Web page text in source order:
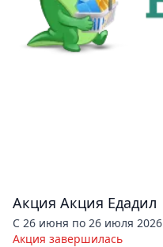
Акция Акция Едадил
С 26 июня по 26 июля 2026
Акция завершилась